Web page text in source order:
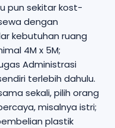
pun sekitar kost-
dengan
kebutuhan ruang
4M x 5M;
Administrasi
terlebih dahulu.
sekali, pilih orang
misalnya istri;
plastik